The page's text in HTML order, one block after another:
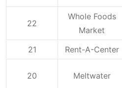
22
Whole Foods
Market
21 Rent-A-Center
20 Meltwater